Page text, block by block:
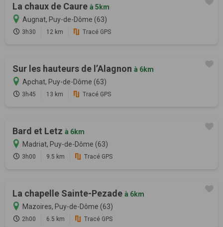
La chaux de Caure à 5km
Augnat, Puy-de-Dôme (63)
3h30 12 km Tracé GPS
Sur les hauteurs de l’Alagnon à 6km
Apchat, Puy-de-Dôme (63)
3h45 13 km Tracé GPS
Bard et Letz à 6km
Madriat, Puy-de-Dôme (63)
3h00 9.5 km Tracé GPS
La chapelle Sainte-Pezade à 6km
Mazoires, Puy-de-Dôme (63)
2h00 6.5 km Tracé GPS